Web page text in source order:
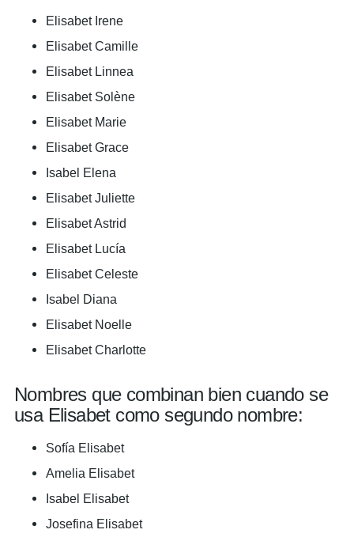
Elisabet Irene
Elisabet Camille
Elisabet Linnea
Elisabet Solène
Elisabet Marie
Elisabet Grace
Isabel Elena
Elisabet Juliette
Elisabet Astrid
Elisabet Lucía
Elisabet Celeste
Isabel Diana
Elisabet Noelle
Elisabet Charlotte
Nombres que combinan bien cuando se
usa Elisabet como segundo nombre:
Sofía Elisabet
Amelia Elisabet
Isabel Elisabet
Josefina Elisabet